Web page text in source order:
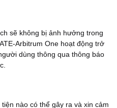
sẽ không bị ảnh hưởng trong
Arbitrum One hoạt động trở
dùng thông qua thông báo
nào có thể gây ra và xin cảm